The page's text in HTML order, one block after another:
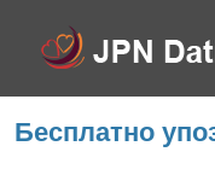
Бесплатно